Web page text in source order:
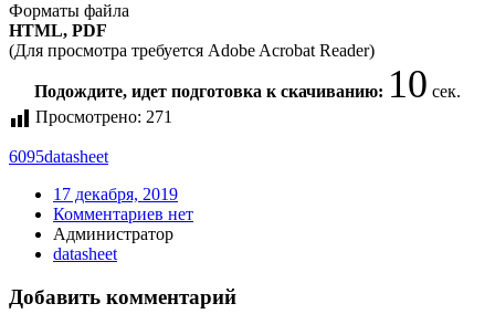
Форматы файла
HTML, PDF
(Для просмотра требуется Adobe Acrobat Reader)
Подождите, идет подготовка к скачиванию: 10 сек.
Просмотрено: 271
6095datasheet
17 декабря, 2019
Комментариев нет
Администратор
datasheet
Добавить комментарий